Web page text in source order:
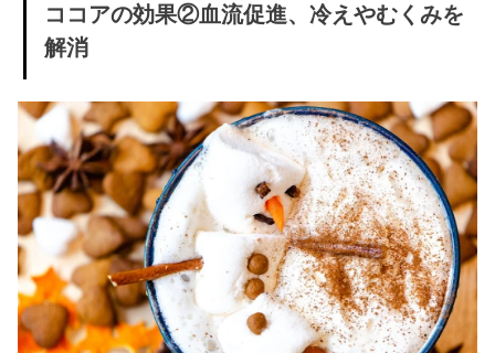
改善
› ピュアココア
ア、おすすめ
はどっち？
» ピュア
ココア
とは
» ミルク
ココア
ココアの効果②血流促進、冷えやむくみを
解消